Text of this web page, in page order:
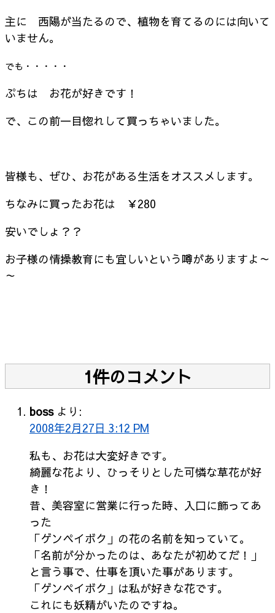
主に 西陽が当たるので、植物を育てるのには向いて
いません。
でも・・・・・
ぷちは お花が好きです！
で、この前一目惚れして買っちゃいました。
皆様も、ぜひ、お花がある生活をオススメします。
ちなみに買ったお花は ￥280
安いでしょ？？
お子様の情操教育にも宜しいという噂がありますよ～
～
1件のコメント
boss より:
2008年2月27日 3:12 PM
私も、お花は大変好きです。
綺麗な花より、ひっそりとした可憐な草花が好
き！
昔、美容室に営業に行った時、入口に飾ってあ
った
「ゲンペイボク」の花の名前を知っていて。
「名前が分かったのは、あなたが初めてだ！」
と言う事で、仕事を頂いた事があります。
「ゲンペイボク」は私が好きな花です。
これにも妖精がいたのですね。